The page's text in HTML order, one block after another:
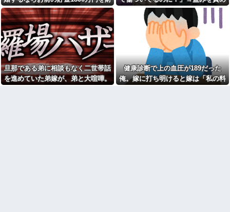
【画像】俺たちの姫本田望
結、久しぶりに画像を投稿した
結果→やっぱりワイらの姫だっ
たw w w w w w w w w w
【画像】ワイの会社の女さ
ん、『コレ』を強調し過ぎて完
全にあたしこ枠を狙ってるんだ
がw w w w w w w w w w w w
【悲報】 マイナ保険証のクソ
ぶり、バレるｗｗｗｗｗｗｗｗ
ｗ
いかないｗｗｗｗ
こども園から孫が怪我した迎
えにと連絡あり。石をどかして
ミミズ集め足の上に石を落とし
たそうな
Ａちゃんママは遊園地や水族
館が大嫌い。夏休みのお出かけ
先はおばあちゃんちだけ。私の
母「可哀想。孫ちゃんと一緒に
ＴＤＬに連れて行ってあげた
い」→Ａママに烈火の如くキレ
産分与しろ」と言い出した
られた泥ママがまさかの被害者アピ
ール。その言い分に周囲から笑いが
漏れてしまい…
旦那である弟に相談もなく二世帯話
を進めていた弟嫁が、弟と大喧嘩。
健康診断で上の血圧が189だった
俺。嫁に打ち明けると嫁は「私の料